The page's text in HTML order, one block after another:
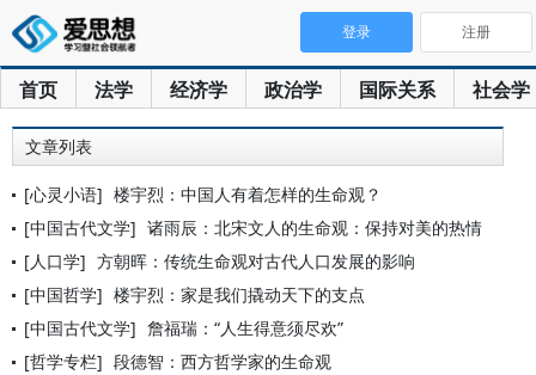
首页 法学 经济学 政治学 国际关系 社会学
登录 注册
文章列表
[心灵小语] 楼宇烈：中国人有着怎样的生命观？
[中国古代文学] 诸雨辰：北宋文人的生命观：保持对美的热情
[人口学] 方朝晖：传统生命观对古代人口发展的影响
[中国哲学] 楼宇烈：家是我们撬动天下的支点
[中国古代文学] 詹福瑞：“人生得意须尽欢”
[哲学专栏] 段德智：西方哲学家的生命观